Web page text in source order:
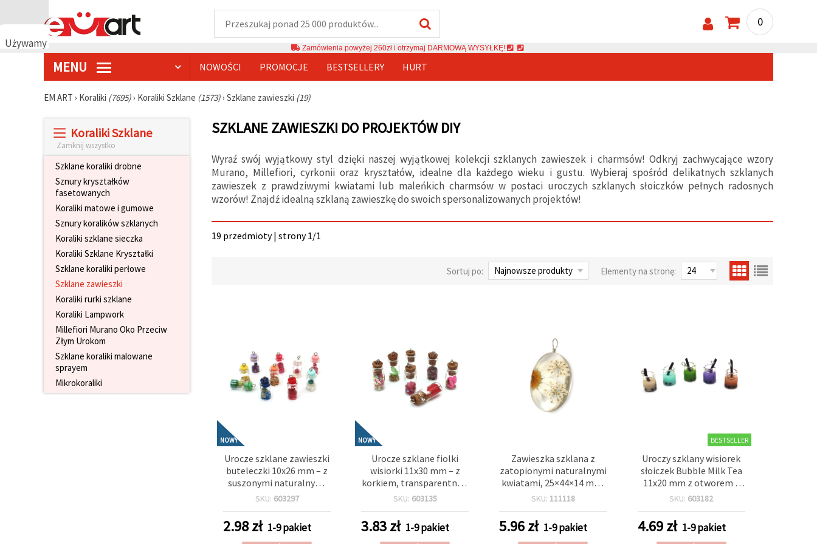
Używamy
0
Zamówienia powyżej 260zł i otrzymaj DARMOWĄ WYSYŁKĘ!
MENU NOWOŚCI PROMOCJE BESTSELLERY HURT
EM ART › Koraliki (7695)› Koraliki Szklane (1573)› Szklane zawieszki (19)
Koraliki Szklane
Zamknij wszystko
Szklane koraliki drobne
Sznury kryształków
fasetowanych
Koraliki matowe i gumowe
Sznury koralików szklanych
Koraliki szklane sieczka
Koraliki Szklane Kryształki
Szklane koraliki perłowe
Szklane zawieszki
Koraliki rurki szklane
Koraliki Lampwork
Millefiori Murano Oko Przeciw
Złym Urokom
Szklane koraliki malowane
sprayem
Mikrokoraliki
SZKLANE ZAWIESZKI DO PROJEKTÓW DIY
Wyraź swój wyjątkowy styl dzięki naszej wyjątkowej kolekcji szklanych zawieszek i charmsów! Odkryj zachwycające wzory
Murano, Millefiori, cyrkonii oraz kryształów, idealne dla każdego wieku i gustu. Wybieraj spośród delikatnych szklanych
zawieszek z prawdziwymi kwiatami lub maleńkich charmsów w postaci uroczych szklanych słoiczków pełnych radosnych
wzorów! Znajdź idealną szklaną zawieszkę do swoich spersonalizowanych projektów!
19 przedmioty | strony 1/1
Sortuj po: Elementy na stronę:
NOWY
Urocze szklane zawieszki
buteleczki 10x26 mm – z
suszonymi naturalnymi
kwiatami, otwór 1,5 mm,
szt. do eleganckiej
biżuterii handmade, DIY i
SKU: 603297
2.98zł 1-9 pakiet
NOWY
Urocze szklane fiolki
wisiorki 11x30 mm – z
korkiem, transparentne z
mieszanym wypełnieniem
zestaw 2 szt. do ręcznie
robionej biżuterii,
SKU: 603135
3.83zł 1-9 pakiet
Zawieszka szklana z
zatopionymi naturalnymi
kwiatami, 25×44×14 mm,
do biżuterii i rękodzieła
SKU: 111118
5.96zł 1-9 pakiet
BESTSELLER
Uroczy szklany wisiorek
słoiczek Bubble Milk Tea
11x20 mm z otworem 1
mm, mix kolorów – 5 szt.
kreatywnych projektów
DIY
SKU: 603182
4.69zł 1-9 pakiet